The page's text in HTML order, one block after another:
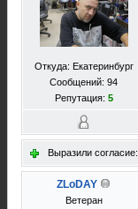
Откуда: Екатеринбург
Сообщений: 94
Репутация: 5
Выразили согласие:
ZLoDAY
Ветеран